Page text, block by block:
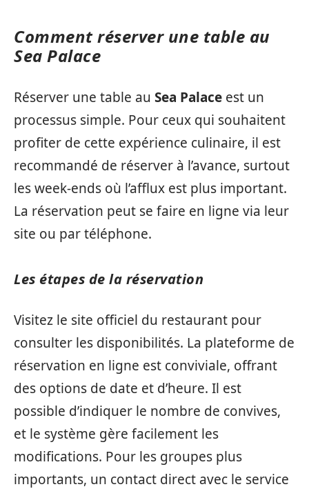
Comment réserver une table au
Sea Palace
Réserver une table au Sea Palace est un
processus simple. Pour ceux qui souhaitent
profiter de cette expérience culinaire, il est
recommandé de réserver à l’avance, surtout
les week-ends où l’afflux est plus important.
La réservation peut se faire en ligne via leur
site ou par téléphone.
Les étapes de la réservation
Visitez le site officiel du restaurant pour
consulter les disponibilités. La plateforme de
réservation en ligne est conviviale, offrant
des options de date et d’heure. Il est
possible d’indiquer le nombre de convives,
et le système gère facilement les
modifications. Pour les groupes plus
importants, un contact direct avec le service